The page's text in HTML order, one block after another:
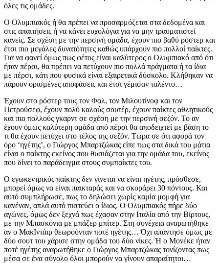
όλες τις ομάδες.
Ο Ολυμπιακός ή θα πρέπει να προσαρμόζεται στα δεδομένα και
στις απαιτήσεις ή να κάνει ευχολόγια για να μην τραυματιστεί
κανείς. Σε σχέση με την περσινή ομάδα, έχουν πιο βαθύ ρόστερ και
έτσι πιο μεγάλες δυνατότητες καθώς υπάρχουν πιο πολλοί παίκτες.
Για να φανεί όμως πως φέτος είναι καλύτερος ο Ολυμπιακό από ότι
ήταν πέρσι, θα πρέπει να πετύχουν πιο πολλά πράγματα ή τα ίδια
με πέρσι, κάτι που φυσικά είναι εξαιρετικά δύσκολο. Κλήθηκαν να
πάρουν ορισμένες αποφάσεις και έτσι γέμισαν ταλέντο…
Έχουν στο ρόστερ τους τον Φαλ, τον Μιλουτίνοφ και τον
Πετρούσεφ, έχουν πολύ καλούς σουτέρ, έχουν παίκτες αθλητικούς
και πιο πολλούς γκαρντ σε σχέση με την περσινή σεζόν. Το αν
έχουν όμως καλύτερη ομάδα από πέρσι θα αποδειχτεί με βάση το
τι θα έχουν πετύχει στο τέλος της σεζόν. Τώρα σε ότι αφορά τον
όρο ‘ηγέτης’, ο Γιώργος Μπαρτζώκας είπε πως στα δικά του μάτια
είναι ο παίκτης εκείνος που θυσιάζεται για την ομάδα του, εκείνος
που δίνει το παράδειγμα στους συμπαίκτες του.
Ο εγωκεντρικός παίκτης δεν γίνεται να είναι ηγέτης, πρόσθεσε,
μπορεί όμως να είναι παικταράς και να σκοράρει 30 πόντους. Και
αυτό συμπλήρωσε, πως το δηλώσει χωρίς καμία μομφή για
κανέναν, απλά αυτό πιστεύει ο ίδιος. Ο Ολυμπιακός πήρε δύο
αγώνες, όμως δεν ξεχνά πως έχασαν στην Ιταλία από την Βίρτους,
με την Μπασκόνια με μπάζερ μπίτερ. Στη συνέχεια αναρωτήθηκε
αν ο ΜακΙντάιρ θεωρούνταν ποτέ ηγέτης… Όχι απάντησε όμως με
δύο σουτ του χάρισε στην ομάδα του δύο νίκες. Ή ο Μονέκε ήταν
ποτέ ηγέτης αναρωτήθηκε ο Γιώργος Μπαρτζώκας τονίζοντας πως
μέσα σε ένα σύνολο όλοι μπορούν να γίνουν απαραίτητοι…